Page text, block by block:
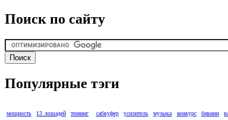
Поиск по сайту
Популярные тэги
мощность 13 лошадей тюнинг сабвуфер усилитель музыка конкурс бикини